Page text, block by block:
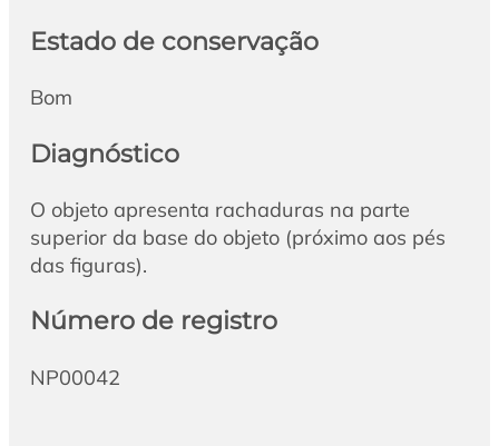
Estado de conservação
Bom
Diagnóstico
O objeto apresenta rachaduras na parte
superior da base do objeto (próximo aos pés
das figuras).
Número de registro
NP00042